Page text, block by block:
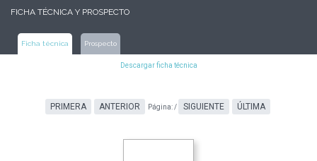
FICHA TÉCNICA Y PROSPECTO
Ficha técnica Prospecto
Descargar ficha técnica
PRIMERA ANTERIOR Página:/ SIGUIENTE ÚLTIMA